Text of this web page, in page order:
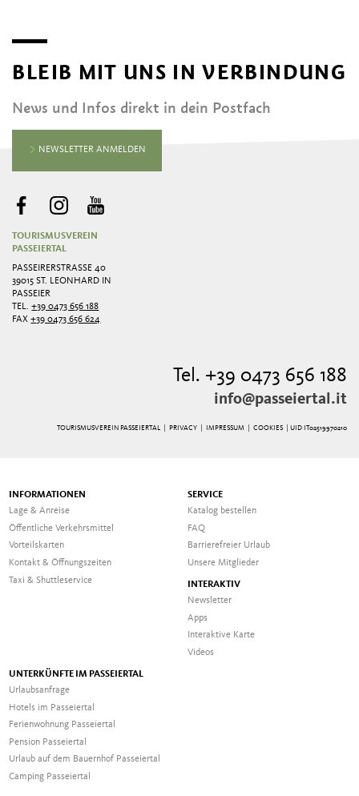
BLEIB MIT UNS IN VERBINDUNG
News und Infos direkt in dein Postfach
NEWSLETTER ANMELDEN
TOURISMUSVEREIN
PASSEIERTAL
PASSEIRERSTRASSE 40
39015 ST. LEONHARD IN
PASSEIER
TEL.+39 0473 656 188
FAX+39 0473 656 624
Tel. +39 0473 656 188
info@passeiertal.it
TOURISMUSVEREIN PASSEIERTAL | PRIVACY| IMPRESSUM COOKIES | UID IT02519970210
INFORMATIONEN
Lage & Anreise
Öffentliche Verkehrsmittel
Vorteilskarten
Kontakt & Öffnungszeiten
Taxi & Shuttleservice
SERVICE
Katalog bestellen
FAQ
Barrierefreier Urlaub
Unsere Mitglieder
INTERAKTIV
Newsletter
Apps
Interaktive Karte
Videos
UNTERKÜNFTE IM PASSEIERTAL
Urlaubsanfrage
Hotels im Passeiertal
Ferienwohnung Passeiertal
Pension Passeiertal
Urlaub auf dem Bauernhof Passeiertal
Camping Passeiertal